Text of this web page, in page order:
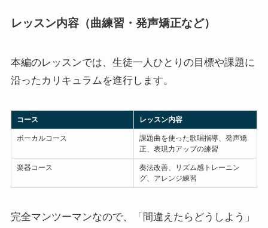
レッスン内容（曲練習・発声矯正など）
本編のレッスンでは、生徒一人ひとりの目標や課題に
沿ったカリキュラムを進行します。
コース レッスン内容
ボーカルコース
課題曲を使った歌唱指導、発声矯
正、表現力アップの練習
楽器コース
奏法改善、リズム感トレーニン
グ、アレンジ練習
完全マンツーマンなので、「間違えたらどうしよう」